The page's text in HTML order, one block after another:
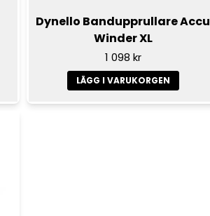
Dynello Bandupprullare Accu
Winder XL
1 098 kr
LÄGG I VARUKORGEN